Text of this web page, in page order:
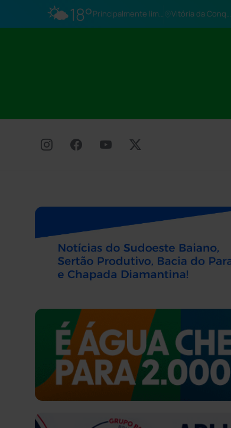
🌤️18° Principalmente limpo Vitória da Conq…